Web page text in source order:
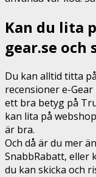
Kan du lita
gear.se och
Du kan alltid titta på
recensioner e-
ett bra betyg på
kan lita på
är bra.
Och då är du mer
SnabbRabatt, eller
du kan skicka och